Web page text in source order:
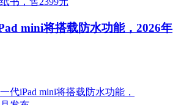
mini将搭载防水功能，2026年